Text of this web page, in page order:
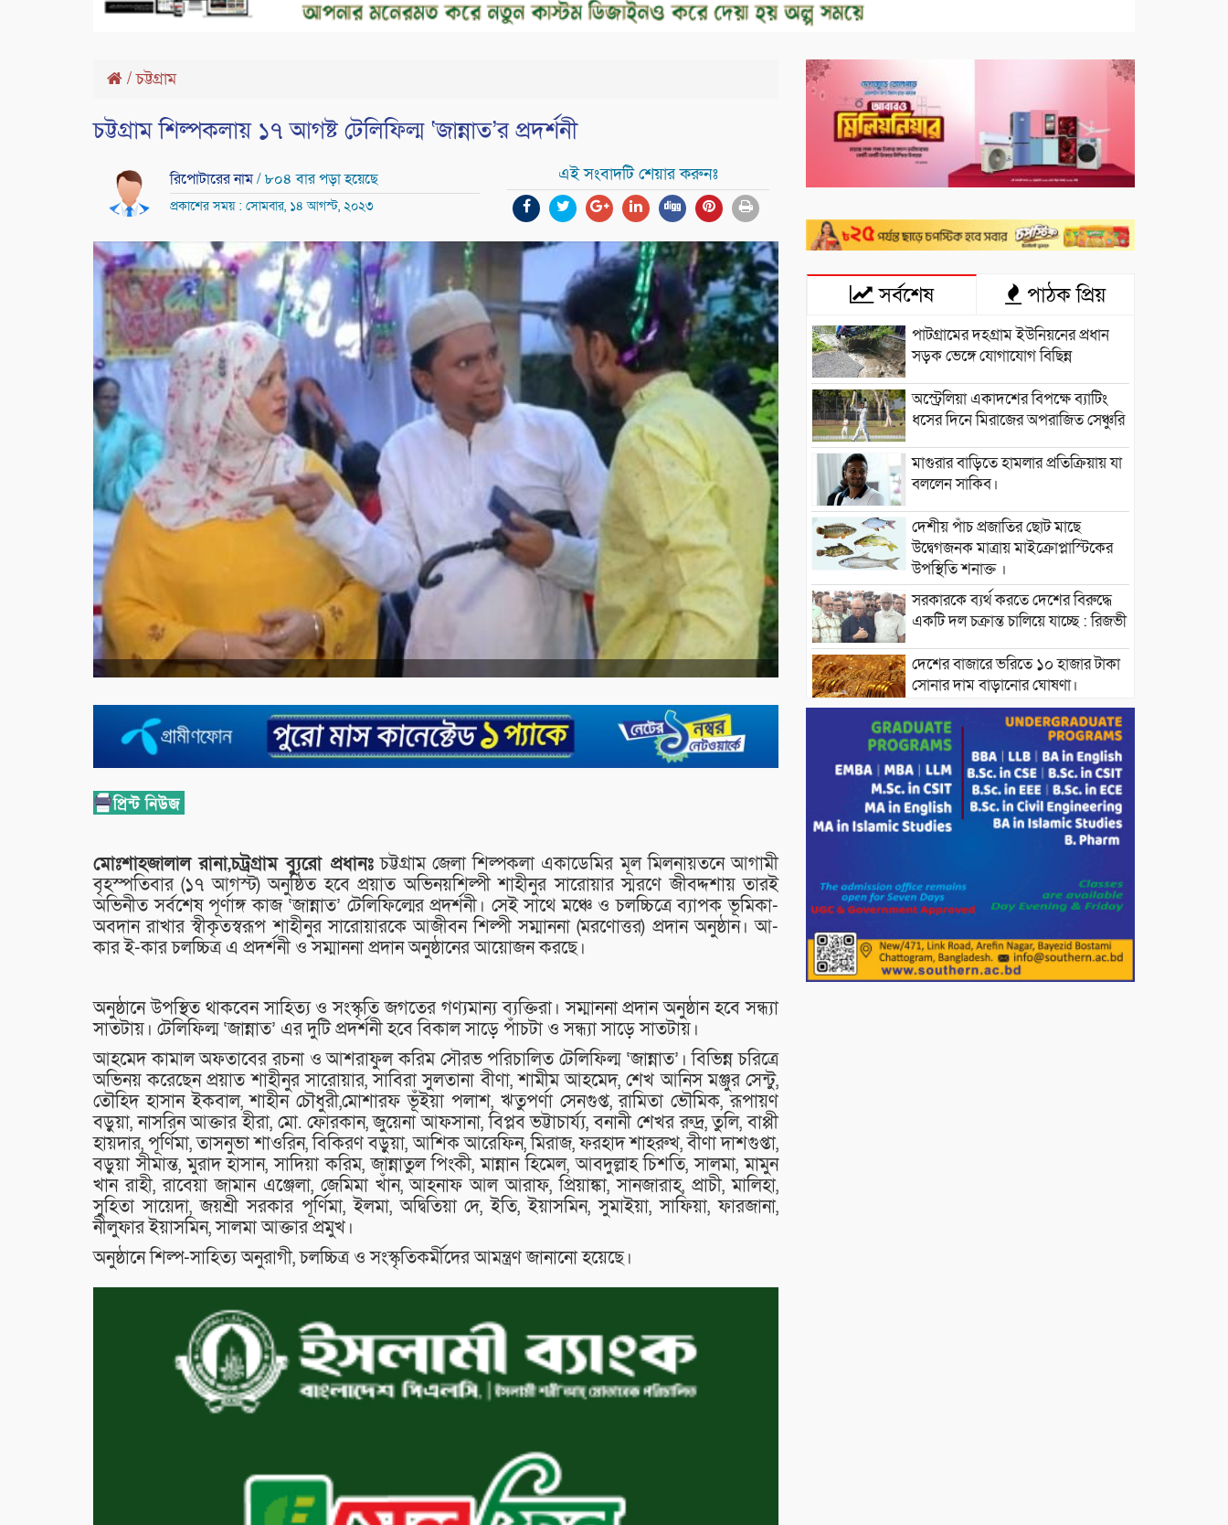
/চট্টগ্রাম
চট্টগ্রাম শিল্পকলায় ১৭ আগষ্ট টেলিফিল্ম ‘জান্নাত’র প্রদর্শনী
রিপোটারের নাম/ ৮০৪ বার পড়া হয়েছে
প্রকাশের সময় : সোমবার, ১৪ আগস্ট, ২০২৩
এই সংবাদটি শেয়ার করুনঃ
মোঃশাহজালাল রানা,চট্রগ্রাম ব‍্যুরো প্রধানঃচট্টগ্রাম জেলা শিল্পকলা একাডেমির মূল মিলনায়তনে আগামী
বৃহস্পতিবার (১৭ আগস্ট) অনুষ্ঠিত হবে প্রয়াত অভিনয়শিল্পী শাহীনুর সারোয়ার স্মরণে জীবদ্দশায় তারই
অভিনীত সর্বশেষ পূর্ণাঙ্গ কাজ ‘জান্নাত’ টেলিফিল্মের প্রদর্শনী। সেই সাথে মঞ্চে ও চলচ্চিত্রে ব্যাপক ভূমিকা-
অবদান রাখার স্বীকৃতস্বরূপ শাহীনুর সারোয়ারকে আজীবন শিল্পী সম্মাননা (মরণোত্তর) প্রদান অনুষ্ঠান। আ-
কার ই-কার চলচ্চিত্র এ প্রদর্শনী ও সম্মাননা প্রদান অনুষ্ঠানের আয়োজন করছে।
অনুষ্ঠানে উপস্থিত থাকবেন সাহিত্য ও সংস্কৃতি জগতের গণ্যমান্য ব্যক্তিরা। সম্মাননা প্রদান অনুষ্ঠান হবে সন্ধ্যা
সাতটায়। টেলিফিল্ম ‘জান্নাত’ এর দুটি প্রদর্শনী হবে বিকাল সাড়ে পাঁচটা ও সন্ধ্যা সাড়ে সাতটায়।
আহমেদ কামাল অফতাবের রচনা ও আশরাফুল করিম সৌরভ পরিচালিত টেলিফিল্ম ‘জান্নাত’। বিভিন্ন চরিত্রে
অভিনয় করেছেন প্রয়াত শাহীনুর সারোয়ার, সাবিরা সুলতানা বীণা, শামীম আহমেদ, শেখ আনিস মঞ্জুর সেন্টু,
তৌহিদ হাসান ইকবাল, শাহীন চৌধুরী,মোশারফ ভূঁইয়া পলাশ, ঋতুপর্ণা সেনগুপ্ত, রামিতা ভৌমিক, রূপায়ণ
বড়ুয়া, নাসরিন আক্তার হীরা, মো. ফোরকান, জুয়েনা আফসানা, বিপ্লব ভট্টাচার্য্য, বনানী শেখর রুদ্র, তুলি, বাপ্পী
হায়দার, পূর্ণিমা, তাসনুভা শাওরিন, বিকিরণ বড়ুয়া, আশিক আরেফিন, মিরাজ, ফরহাদ শাহরুখ, বীণা দাশগুপ্তা,
বড়ুয়া সীমান্ত, মুরাদ হাসান, সাদিয়া করিম, জান্নাতুল পিংকী, মান্নান হিমেল, আবদুল্লাহ চিশতি, সালমা, মামুন
খান রাহী, রাবেয়া জামান এঞ্জেলা, জেমিমা খাঁন, আহনাফ আল আরাফ, প্রিয়াঙ্কা, সানজারাহ, প্রাচী, মালিহা,
সুহিতা সায়েদা, জয়শ্রী সরকার পূর্ণিমা, ইলমা, অদ্বিতিয়া দে, ইতি, ইয়াসমিন, সুমাইয়া, সাফিয়া, ফারজানা,
নীলুফার ইয়াসমিন, সালমা আক্তার প্রমুখ।
অনুষ্ঠানে শিল্প-সাহিত্য অনুরাগী, চলচ্চিত্র ও সংস্কৃতিকর্মীদের আমন্ত্রণ জানানো হয়েছে।
সর্বশেষ পাঠক প্রিয়
পাটগ্রামের দহগ্রাম ইউনিয়নের প্রধান
সড়ক ভেঙ্গে যোগাযোগ বিছিন্ন
অস্ট্রেলিয়া একাদশের বিপক্ষে ব্যাটিং
ধসের দিনে মিরাজের অপরাজিত সেঞ্চুরি
মাগুরার বাড়িতে হামলার প্রতিক্রিয়ায় যা
বললেন সাকিব।
দেশীয় পাঁচ প্রজাতির ছোট মাছে
উদ্বেগজনক মাত্রায় মাইক্রোপ্লাস্টিকের
উপস্থিতি শনাক্ত ।
সরকারকে ব্যর্থ করতে দেশের বিরুদ্ধে
একটি দল চক্রান্ত চালিয়ে যাচ্ছে : রিজভী
দেশের বাজারে ভরিতে ১০ হাজার টাকা
সোনার দাম বাড়ানোর ঘোষণা।
ভারপ্রাপ্ত রাষ্ট্রপতি হাফিজ উদ্দিন
আহমদের সাথে এইচটি বাংলা অনলাইন
পোর্টাল ও আইপি টিভির সম্পাদক মোঃ
ইসমাইল হোসেনের সৌজন্য সাক্ষাৎ।
পাটগ্রামে জুলাই অভ্যুত্থান দিবস
উপলক্ষে ১১দলীয় গণ মিছিল ও গণ
পোরশায় গণঅভ্যুত্থান দিবসে শহিদ ও
জুলাই যোদ্ধাদের সংবর্ধনা।
১১ দলীয় ঐক্য পোরশা উপজেলা শাখার
আয়োজনে ৫ আগস্ট জুলাই অভ্যুত্থানের